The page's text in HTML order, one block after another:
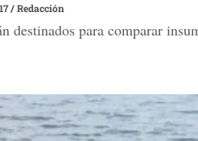
/Redacción
destinados para comparar